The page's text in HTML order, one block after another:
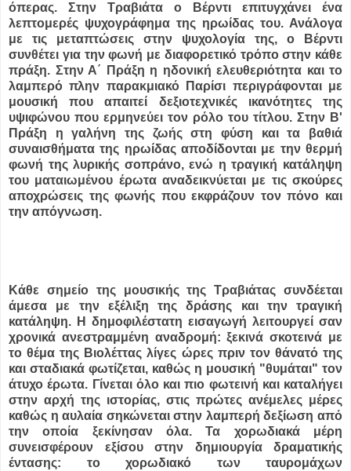
όπερας. Στην Τραβιάτα ο Βέρντι επιτυγχάνει ένα
λεπτομερές ψυχογράφημα της ηρωίδας του. Ανάλογα
με τις μεταπτώσεις στην ψυχολογία της, ο Βέρντι
συνθέτει για την φωνή με διαφορετικό τρόπο στην κάθε
πράξη. Στην Α΄ Πράξη η ηδονική ελευθεριότητα και το
λαμπερό πλην παρακμιακό Παρίσι περιγράφονται με
μουσική που απαιτεί δεξιοτεχνικές ικανότητες της
υψιφώνου που ερμηνεύει τον ρόλο του τίτλου. Στην Β'
Πράξη η γαλήνη της ζωής στη φύση και τα βαθιά
συναισθήματα της ηρωίδας αποδίδονται με την θερμή
φωνή της λυρικής σοπράνο, ενώ η τραγική κατάληψη
του ματαιωμένου έρωτα αναδεικνύεται με τις σκούρες
αποχρώσεις της φωνής που εκφράζουν τον πόνο και
την απόγνωση.
Κάθε σημείο της μουσικής της Τραβιάτας συνδέεται
άμεσα με την εξέλιξη της δράσης και την τραγική
κατάληψη. Η δημοφιλέστατη εισαγωγή λειτουργεί σαν
χρονικά ανεστραμμένη αναδρομή: ξεκινά σκοτεινά με
το θέμα της Βιολέττας λίγες ώρες πριν τον θάνατό της
και σταδιακά φωτίζεται, καθώς η μουσική "θυμάται" τον
άτυχο έρωτα. Γίνεται όλο και πιο φωτεινή και καταλήγει
στην αρχή της ιστορίας, στις πρώτες ανέμελες μέρες
καθώς η αυλαία σηκώνεται στην λαμπερή δεξίωση από
την οποία ξεκίνησαν όλα. Τα χορωδιακά μέρη
συνεισφέρουν εξίσου στην δημιουργία δραματικής
έντασης: το χορωδιακό των ταυρομάχων